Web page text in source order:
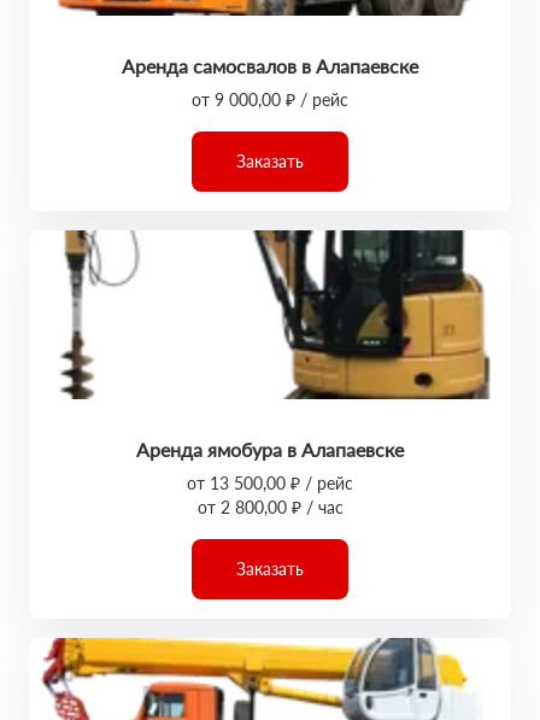
Аренда самосвалов в Алапаевске
от 9 000,00 ₽ / рейс
Заказать
Аренда ямобура в Алапаевске
от 13 500,00 ₽ / рейс
от 2 800,00 ₽ / час
Заказать